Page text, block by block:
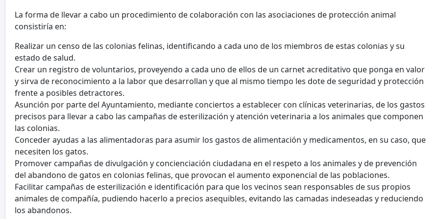
La forma de llevar a cabo un procedimiento de colaboración con las asociaciones de protección animal
consistiría en:
Realizar un censo de las colonias felinas, identificando a cada uno de los miembros de estas colonias y su
estado de salud.
Crear un registro de voluntarios, proveyendo a cada uno de ellos de un carnet acreditativo que ponga en valor
y sirva de reconocimiento a la labor que desarrollan y que al mismo tiempo les dote de seguridad y protección
frente a posibles detractores.
Asunción por parte del Ayuntamiento, mediante conciertos a establecer con clínicas veterinarias, de los gastos
precisos para llevar a cabo las campañas de esterilización y atención veterinaria a los animales que componen
las colonias.
Conceder ayudas a las alimentadoras para asumir los gastos de alimentación y medicamentos, en su caso, que
necesiten los gatos.
Promover campañas de divulgación y concienciación ciudadana en el respeto a los animales y de prevención
del abandono de gatos en colonias felinas, que provocan el aumento exponencial de las poblaciones.
Facilitar campañas de esterilización e identificación para que los vecinos sean responsables de sus propios
animales de compañía, pudiendo hacerlo a precios asequibles, evitando las camadas indeseadas y reduciendo
los abandonos.